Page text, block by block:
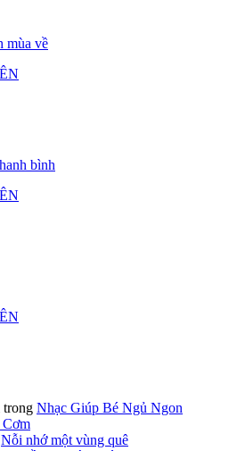
mùa về
bình
trong Nhạc Giúp Bé Ngủ Ngon
Cơm
Nỗi nhớ một vùng quê